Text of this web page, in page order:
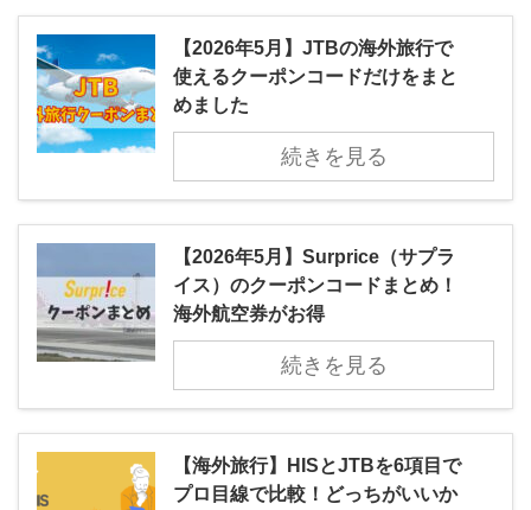
【2026年5月】JTBの海外旅行で
使えるクーポンコードだけをまと
めました
続きを見る
【2026年5月】Surprice（サプラ
イス）のクーポンコードまとめ！
海外航空券がお得
続きを見る
【海外旅行】HISとJTBを6項目で
プロ目線で比較！どっちがいいか